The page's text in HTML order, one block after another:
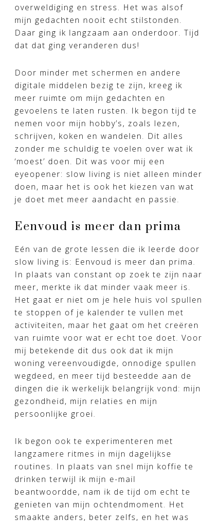
overweldiging en stress. Het was alsof
mijn gedachten nooit echt stilstonden.
Daar ging ik langzaam aan onderdoor. Tijd
dat dat ging veranderen dus!
Door minder met schermen en andere
digitale middelen bezig te zijn, kreeg ik
meer ruimte om mijn gedachten en
gevoelens te laten rusten. Ik begon tijd te
nemen voor mijn hobby’s, zoals lezen,
schrijven, koken en wandelen. Dit alles
zonder me schuldig te voelen over wat ik
‘moest’ doen. Dit was voor mij een
eyeopener: slow living is niet alleen minder
doen, maar het is ook het kiezen van wat
je doet met meer aandacht en passie.
Eenvoud is meer dan prima
Eén van de grote lessen die ik leerde door
slow living is: Eenvoud is meer dan prima.
In plaats van constant op zoek te zijn naar
meer, merkte ik dat minder vaak meer is.
Het gaat er niet om je hele huis vol spullen
te stoppen of je kalender te vullen met
activiteiten, maar het gaat om het creëren
van ruimte voor wat er echt toe doet. Voor
mij betekende dit dus ook dat ik mijn
woning vereenvoudigde, onnodige spullen
wegdeed, en meer tijd besteedde aan de
dingen die ik werkelijk belangrijk vond: mijn
gezondheid, mijn relaties en mijn
persoonlijke groei.
Ik begon ook te experimenteren met
langzamere ritmes in mijn dagelijkse
routines. In plaats van snel mijn koffie te
drinken terwijl ik mijn e-mail
beantwoordde, nam ik de tijd om echt te
genieten van mijn ochtendmoment. Het
smaakte anders, beter zelfs, en het was